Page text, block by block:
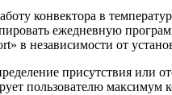
конвектора в
ежедневную
в независимости от
присутствия или
пользователю максимум